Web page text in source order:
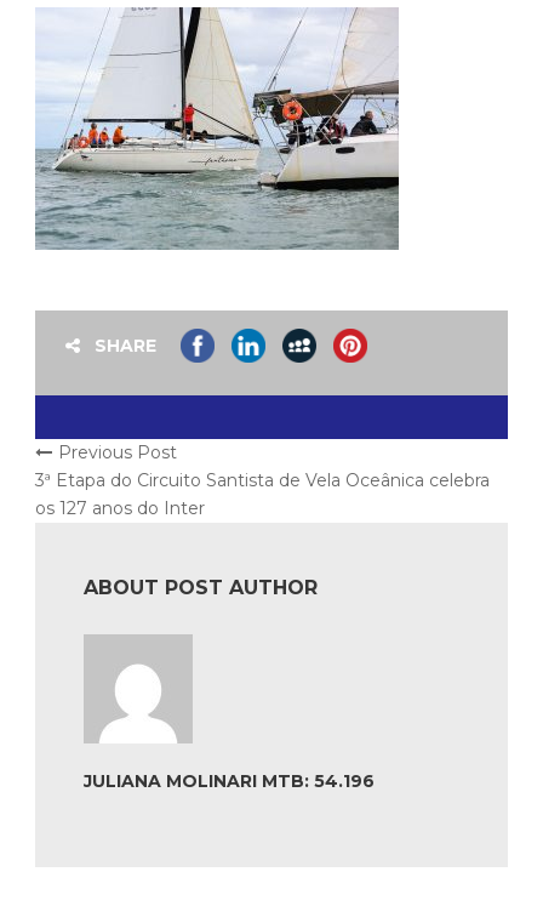
SHARE
Previous Post
3ª Etapa do Circuito Santista de Vela Oceânica celebra
os 127 anos do Inter
ABOUT POST AUTHOR
JULIANA MOLINARI MTB: 54.196